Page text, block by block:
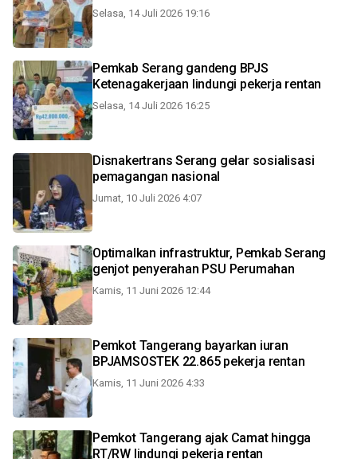
Selasa, 14 Juli 2026 19:16
Pemkab Serang gandeng BPJS
Ketenagakerjaan lindungi pekerja rentan
Selasa, 14 Juli 2026 16:25
Disnakertrans Serang gelar sosialisasi
pemagangan nasional
Jumat, 10 Juli 2026 4:07
Optimalkan infrastruktur, Pemkab Serang
genjot penyerahan PSU Perumahan
Kamis, 11 Juni 2026 12:44
Pemkot Tangerang bayarkan iuran
BPJAMSOSTEK 22.865 pekerja rentan
Kamis, 11 Juni 2026 4:33
Pemkot Tangerang ajak Camat hingga
RT/RW lindungi pekerja rentan